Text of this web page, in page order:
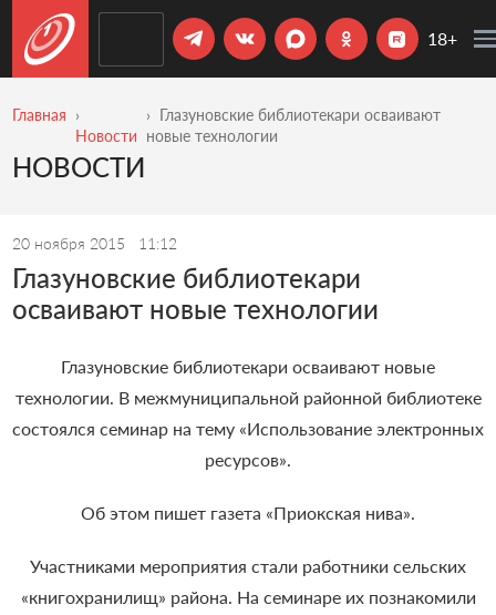
18+
Главная
Новости
Глазуновские библиотекари осваивают
новые технологии
НОВОСТИ
20 ноября 2015 11:12
Глазуновские библиотекари
осваивают новые технологии
Глазуновские библиотекари осваивают новые
технологии. В межмуниципальной районной библиотеке
состоялся семинар на тему «Использование электронных
ресурсов».
Об этом пишет газета «Приокская нива».
Участниками мероприятия стали работники сельских
«книгохранилищ» района. На семинаре их познакомили